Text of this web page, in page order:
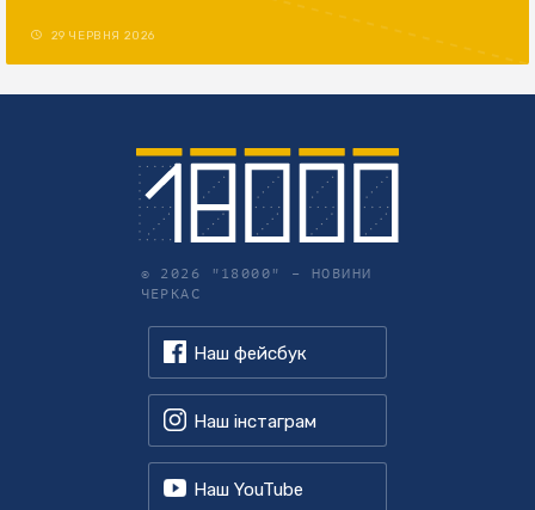
29 ЧЕРВНЯ 2026
© 2026 "18000" – НОВИНИ
ЧЕРКАС
Наш фейсбук
Наш інстаграм
Наш YouTube